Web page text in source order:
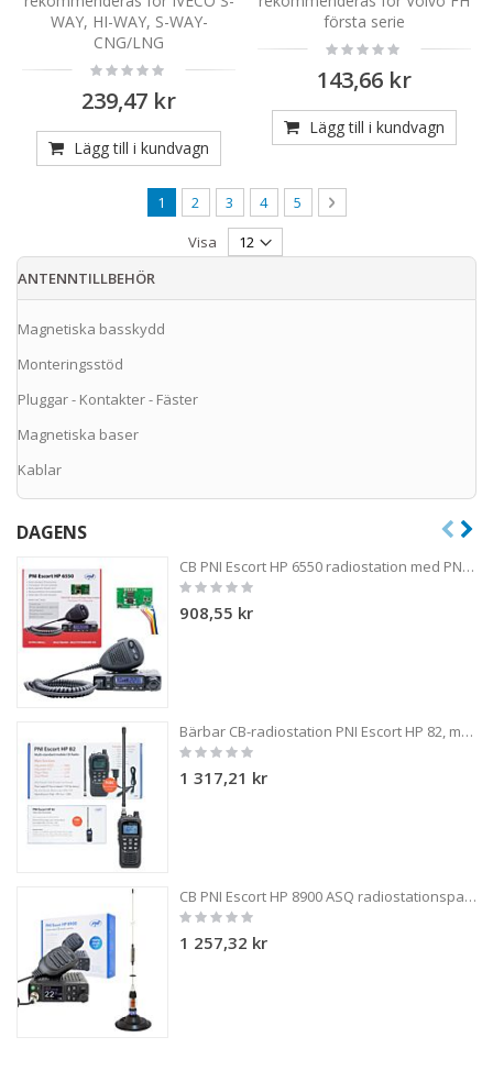
WAY, HI-WAY, S-WAY-
CNG/LNG
Rating:
0%
239,47 kr
Lägg till i kundvagn
första serie
Rating:
0%
143,66 kr
Lägg till i kundvagn
Sida
You're currently reading page
1 Sida
2 Sida
3 Sida
4 Sida
5 Sida
Nästa
Visa
ANTENNTILLBEHÖR
Magnetiska basskydd
Monteringsstöd
Pluggar - Kontakter - Fäster
Magnetiska baser
Kablar
DAGENS
CB PNI Escort HP 6550 radiostation med PNI ECH01 installerad, multistandard, 4W, AM-FM, 12V, ASQ, med ekoläge
Rating:
0%
908,55 kr
Bärbar CB-radiostation PNI Escort HP 82, multistandard, 4W, 12V, AM-FM, NRC, Dual Watch, Roger Beep, justerbar ASQ SQ, VOX
Rating:
0%
1 317,21 kr
CB PNI Escort HP 8900 ASQ radiostationspaket, 12-24V + CB PNI ML70 antenn, 70 cm med magnetisk bas 145 mm ingår
Rating:
0%
1 257,32 kr